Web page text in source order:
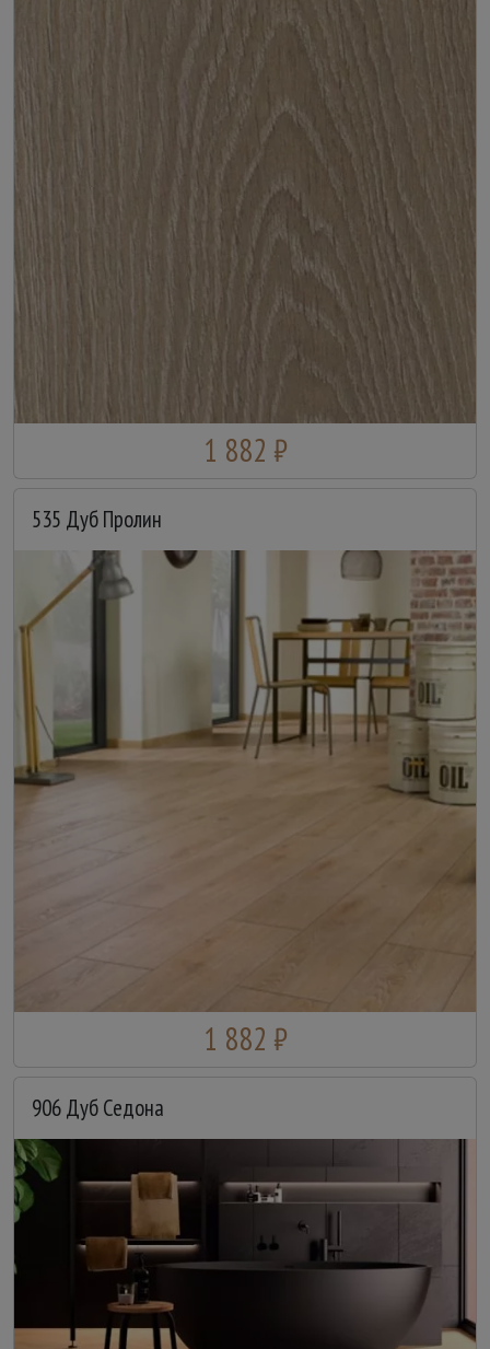
1 882 ₽
535 Дуб Пролин
1 882 ₽
906 Дуб Седона